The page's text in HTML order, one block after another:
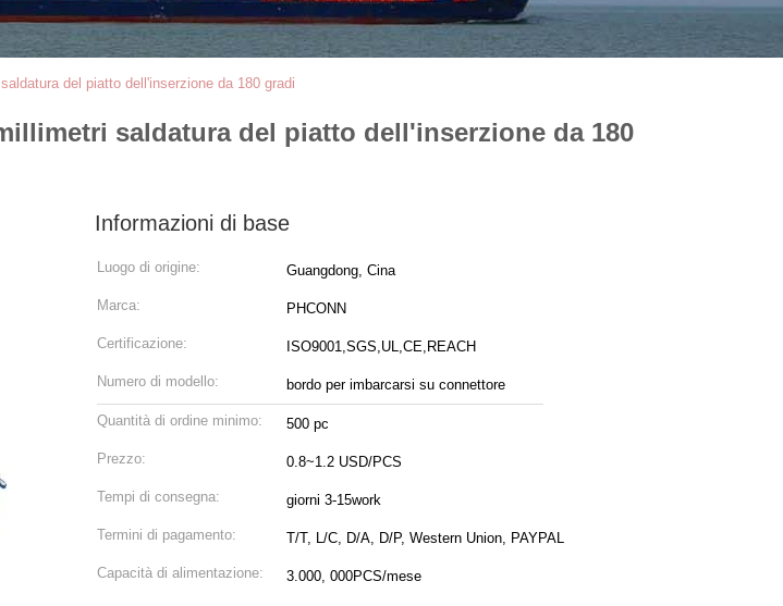
del piatto dell'inserzione da 180 gradi
saldatura del piatto dell'inserzione da 180
Informazioni di base
Luogo di origine: Guangdong, Cina
Marca: PHCONN
Certificazione: ISO9001,SGS,UL,CE,REACH
Numero di modello: bordo per imbarcarsi su connettore
Quantità di ordine minimo: 500 pc
Prezzo: 0.8~1.2 USD/PCS
Tempi di consegna: giorni 3-15work
Termini di pagamento: T/T, L/C, D/A, D/P, Western Union, PAYPAL
Capacità di alimentazione: 3.000, 000PCS/mese